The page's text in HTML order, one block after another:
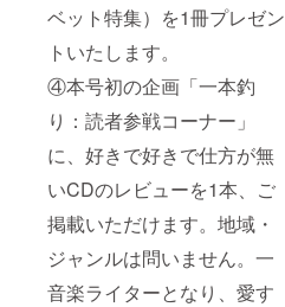
ベット特集）を1冊プレゼン
トいたします。
④本号初の企画「一本釣
り：読者参戦コーナー」
に、好きで好きで仕方が無
いCDのレビューを1本、ご
掲載いただけます。地域・
ジャンルは問いません。一
音楽ライターとなり、愛す